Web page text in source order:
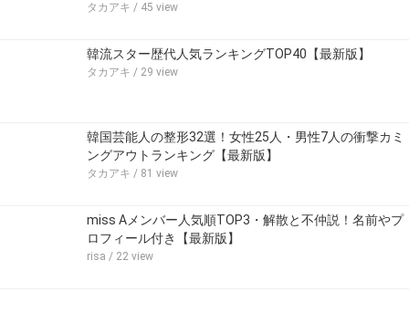
タカアキ / 45 view
韓流スター歴代人気ランキングTOP40【最新版】
タカアキ / 29 view
韓国芸能人の整形32選！女性25人・男性7人の衝撃カミ
ングアウトランキング【最新版】
タカアキ / 81 view
miss Aメンバー人気順TOP3・解散と不仲説！名前やプ
ロフィール付き【最新版】
risa / 22 view